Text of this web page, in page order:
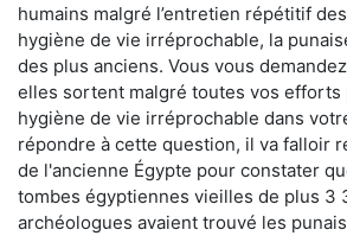
humains malgré l’entretien répétitif
hygiène de vie irréprochable, la
des plus anciens. Vous vous
elles sortent malgré toutes vos efforts
hygiène de vie irréprochable dans
répondre à cette question, il va falloir
de l'ancienne Égypte pour constater
tombes égyptiennes vieilles de plus 3
archéologues avaient trouvé les